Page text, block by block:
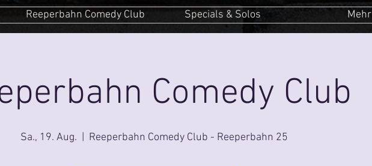
Reeperbahn Comedy Club Specials & Solos Mehr
Comedy Club
Sa., 19. Aug. Reeperbahn Comedy Club - Reeperbahn 25